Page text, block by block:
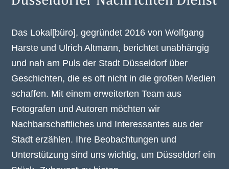
Das Lokal[büro], gegründet 2016 von Wolfgang
Harste und Ulrich Altmann, berichtet unabhängig
und nah am Puls der Stadt Düsseldorf über
Geschichten, die es oft nicht in die großen Medien
schaffen. Mit einem erweiterten Team aus
Fotografen und Autoren möchten wir
Nachbarschaftliches und Interessantes aus der
Stadt erzählen. Ihre Beobachtungen und
Unterstützung sind uns wichtig, um Düsseldorf ein